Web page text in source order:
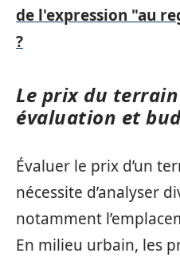
de l'expression "au
?
Le prix du terrain
évaluation et
Évaluer le prix d’un
nécessite d’analyser
notamment
En milieu urbain, les